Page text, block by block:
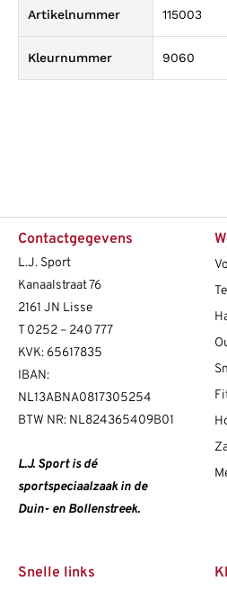
Artikelnummer 115003
Kleurnummer 9060
Contactgegevens
L.J. Sport
Kanaalstraat 76
2161 JN Lisse
T 0252 – 240 777
KVK: 65617835
IBAN:
NL13ABNA0817305254
BTW NR: NL824365409B01
L.J. Sport is dé
sportspeciaalzaak in de
Duin- en Bollenstreek.
Snelle links